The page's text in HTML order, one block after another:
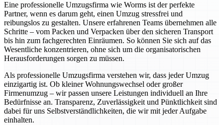
Eine professionelle Umzugsfirma wie Worms ist der perfekte
Partner, wenn es darum geht, einen Umzug stressfrei und
reibungslos zu gestalten. Unsere erfahrenen Teams übernehmen alle
Schritte – vom Packen und Verpacken über den sicheren Transport
bis hin zum fachgerechten Einräumen. So können Sie sich auf das
Wesentliche konzentrieren, ohne sich um die organisatorischen
Herausforderungen sorgen zu müssen.
Als professionelle Umzugsfirma verstehen wir, dass jeder Umzug
einzigartig ist. Ob kleiner Wohnungswechsel oder großer
Firmenumzug – wir passen unsere Leistungen individuell an Ihre
Bedürfnisse an. Transparenz, Zuverlässigkeit und Pünktlichkeit sind
dabei für uns Selbstverständlichkeiten, die wir mit jeder Aufgabe
einhalten.